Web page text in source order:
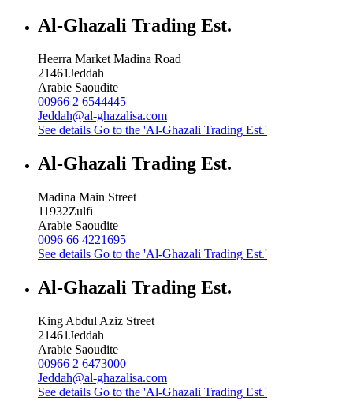
Al-Ghazali Trading Est.
Heerra Market Madina Road
21461Jeddah
Arabie Saoudite
00966 2 6544445
Jeddah@al-ghazalisa.com
See details Go to the 'Al-Ghazali Trading Est.'
Al-Ghazali Trading Est.
Madina Main Street
11932Zulfi
Arabie Saoudite
0096 66 4221695
See details Go to the 'Al-Ghazali Trading Est.'
Al-Ghazali Trading Est.
King Abdul Aziz Street
21461Jeddah
Arabie Saoudite
00966 2 6473000
Jeddah@al-ghazalisa.com
See details Go to the 'Al-Ghazali Trading Est.'